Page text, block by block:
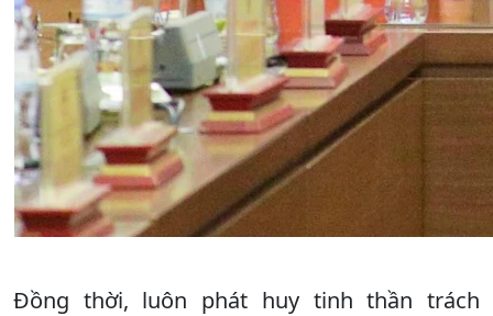
Đồng thời, luôn phát huy tinh thần trách